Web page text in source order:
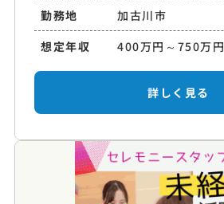
勤務地
加古川市
想定年収
400万円～750万円
詳しく見る